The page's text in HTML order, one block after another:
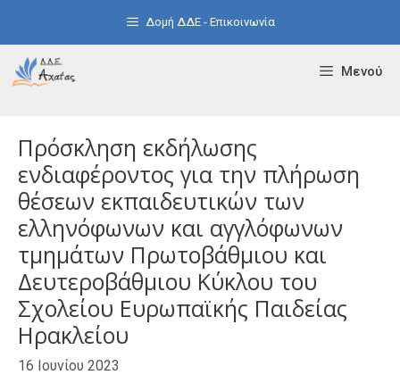
Δομή ΔΔΕ - Επικοινωνία
Μενού
Πρόσκληση εκδήλωσης
ενδιαφέροντος για την πλήρωση
θέσεων εκπαιδευτικών των
ελληνόφωνων και αγγλόφωνων
τμημάτων Πρωτοβάθμιου και
Δευτεροβάθμιου Κύκλου του
Σχολείου Ευρωπαϊκής Παιδείας
Ηρακλείου
16 Ιουνίου 2023